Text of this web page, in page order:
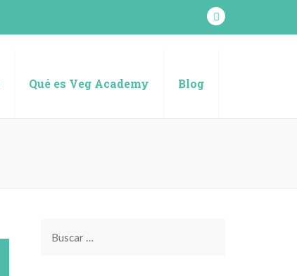
Qué es Veg Academy Blog
Buscar: